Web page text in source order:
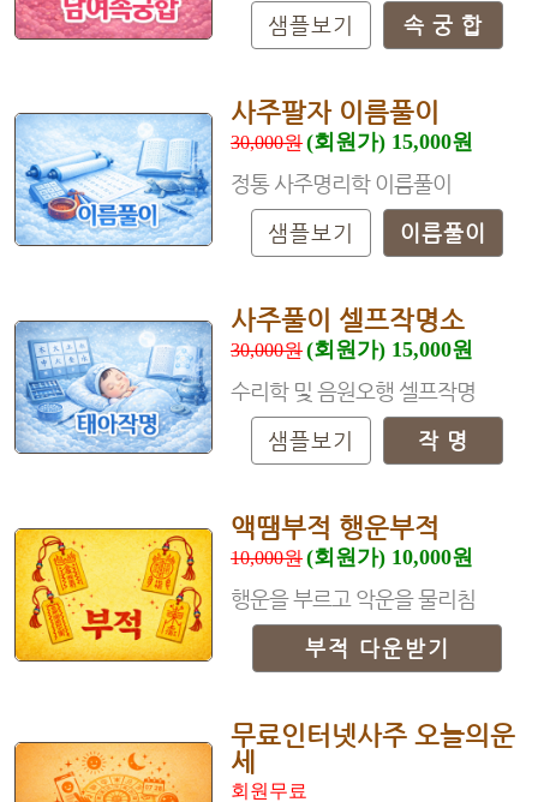
샘플보기
속 궁 합
사주팔자 이름풀이
30,000원(회원가) 15,000원
정통 사주명리학 이름풀이
샘플보기
이름풀이
사주풀이 셀프작명소
30,000원(회원가) 15,000원
수리학 및 음원오행 셀프작명
샘플보기
작 명
액땜부적 행운부적
10,000원(회원가) 10,000원
행운을 부르고 악운을 물리침
부적 다운받기
무료인터넷사주 오늘의운
세
회원무료